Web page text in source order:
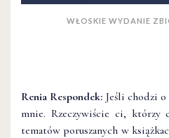
WŁOSKIE WYDANIE
Renia Respondek: Jeśli chodzi
mnie. Rzeczywiście ci, którzy
tematów poruszanych w